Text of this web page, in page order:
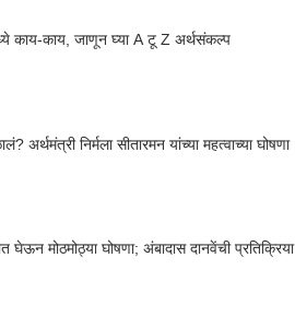
काय-काय, जाणून घ्या A टू Z अर्थसंकल्प
अर्थसंकल्पात महिलांना काय मिळालं? अर्थमंत्री निर्मला सीतारमन यांच्या महत्वाच्या घोषणा
मोठमोठ्या घोषणा; अंबादास दानवेंची प्रतिक्रिया